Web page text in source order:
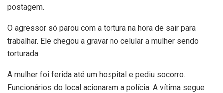
postagem.
O agressor só parou com a tortura na hora de sair para
trabalhar. Ele chegou a gravar no celular a mulher sendo
torturada.
A mulher foi ferida até um hospital e pediu socorro.
Funcionários do local acionaram a polícia. A vítima segue